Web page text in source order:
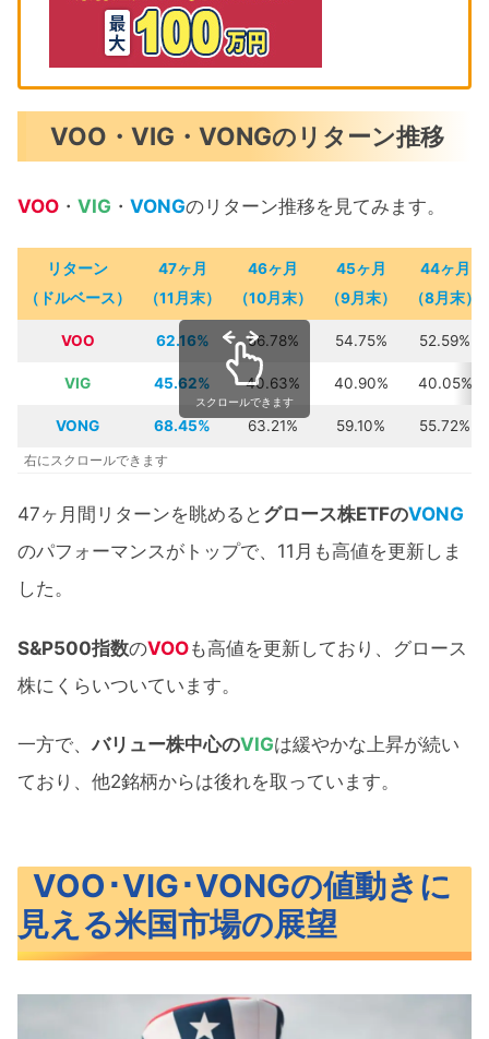
VOO・VIG・VONGのリターン推移
VOO ・ VIG ・ VONGのリターン推移を見てみます。
リターン
（ドルベース）
47ヶ月
（11月末）
46ヶ月
（10月末）
45ヶ月
（9月末）
44ヶ月
（8月末）
VOO 62.16% 56.78% 54.75% 52.59%
VIG 45.62% 40.63% 40.90% 40.05%
VONG 68.45% 63.21% 59.10% 55.72%
スクロールできます
右にスクロールできます
47ヶ月間リターンを眺めると グロース株ETFのVONG
のパフォーマンスがトップで、11月も高値を更新しま
した。
S&P500指数のVOOも高値を更新しており、グロース
株にくらいついています。
一方で、バリュー株中心のVIGは緩やかな上昇が続い
ており、他2銘柄からは後れを取っています。
VOO･VIG･VONGの値動きに
見える米国市場の展望